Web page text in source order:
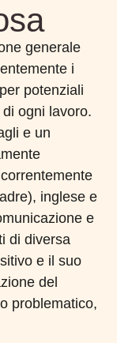
generale
i
potenziali
ogni lavoro.
e un
inglese e
e
di diversa
e il suo
del
problematico,